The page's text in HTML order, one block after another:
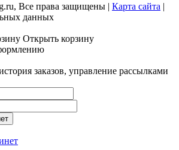
Все права защищены | Карта сайта |
данных
Открыть корзину
заказов, управление рассылками